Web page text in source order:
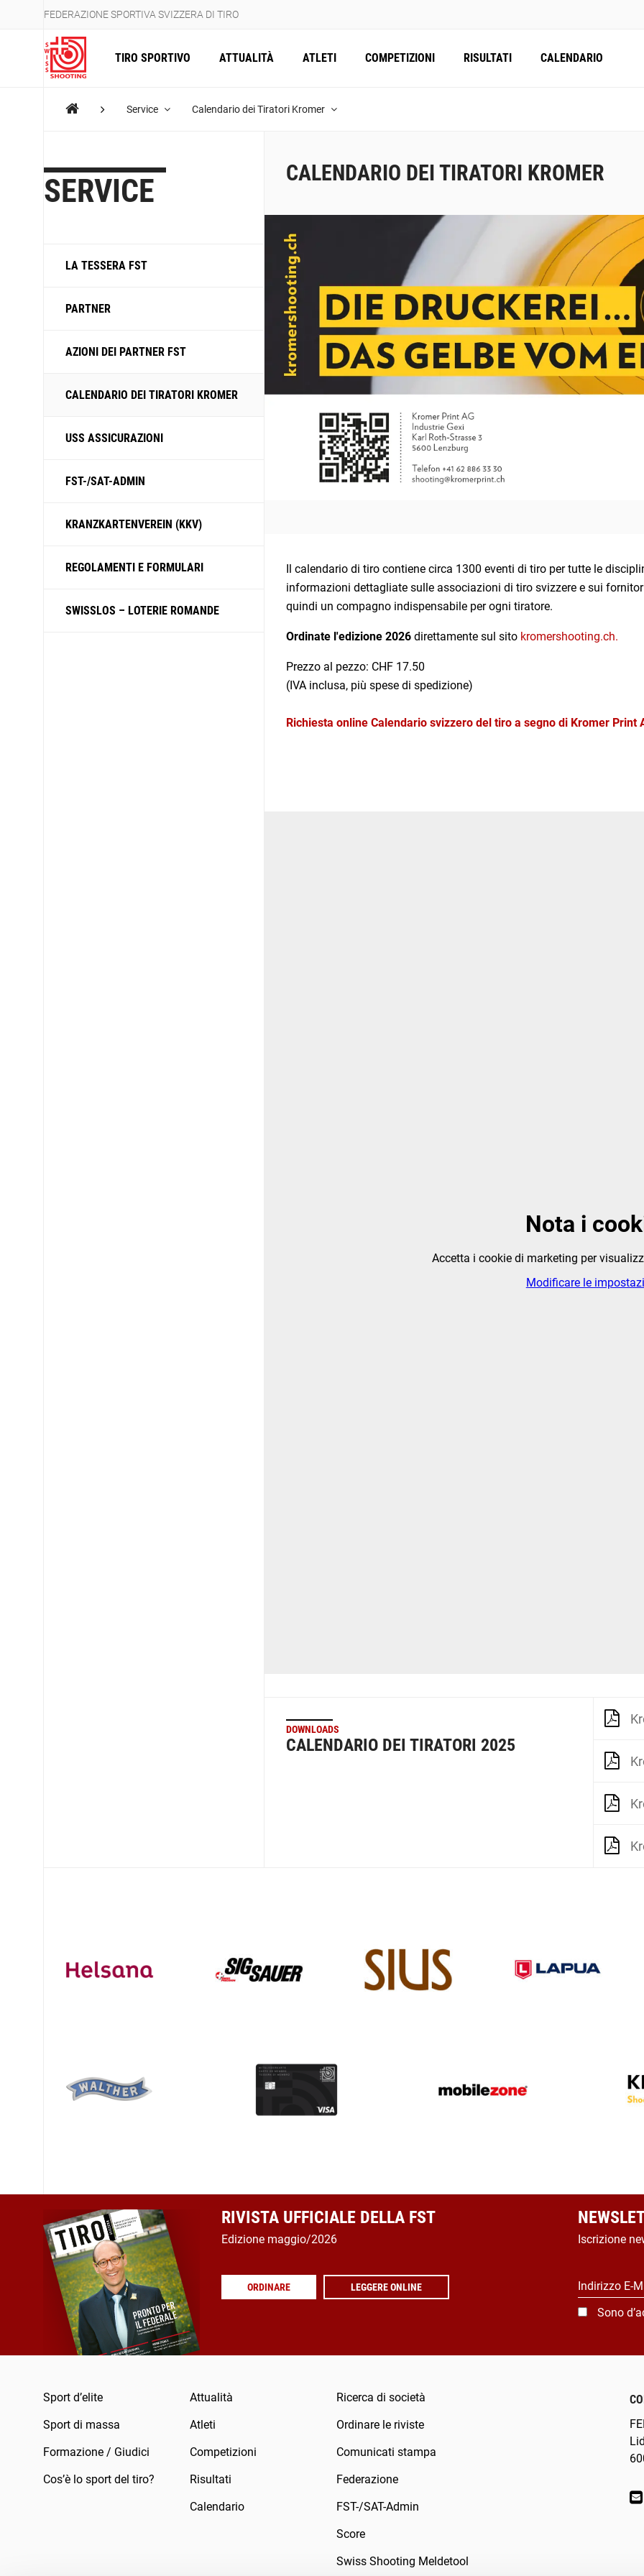
FEDERAZIONE SPORTIVA SVIZZERA DI TIRO
TIRO SPORTIVO ATTUALITÀ ATLETI COMPETIZIONI RISULTATI CALENDARIO
Service Calendario dei Tiratori Kromer
SERVICE
LA TESSERA FST
PARTNER
AZIONI DEI PARTNER FST
CALENDARIO DEI TIRATORI KROMER
USS ASSICURAZIONI
FST-/SAT-ADMIN
KRANZKARTENVEREIN (KKV)
REGOLAMENTI E FORMULARI
SWISSLOS – LOTERIE ROMANDE
CALENDARIO DEI TIRATORI KROMER
Il calendario di tiro contiene circa 1300 eventi di tiro per tutte le
informazioni dettagliate sulle associazioni di tiro svizzere e sui
quindi un compagno indispensabile per ogni tiratore.
Ordinate l'edizione 2026direttamente sul sito kromershooting.ch.
Prezzo al pezzo: CHF 17.50
(IVA inclusa, più spese di spedizione)
Richiesta online Calendario svizzero del tiro a segno di Kromer Print
Nota i
Accetta i cookie di marketing per
Modificare le
DOWNLOADS
CALENDARIO DEI TIRATORI 2025
RIVISTA UFFICIALE DELLA FST
Edizione maggio/2026
ORDINARE LEGGERE ONLINE
Iscrizione
Indirizzo E-
Sono
Sport d’elite
Sport di massa
Formazione / Giudici
Cos’è lo sport del tiro?
Attualità
Atleti
Competizioni
Risultati
Calendario
Ricerca di società
Ordinare le riviste
Comunicati stampa
Federazione
FST-/SAT-Admin
Score
Swiss Shooting Meldetool